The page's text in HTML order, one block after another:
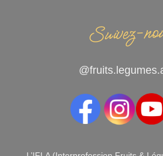
Suivez-